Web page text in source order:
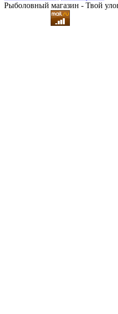
Рыболовный магазин - Твой